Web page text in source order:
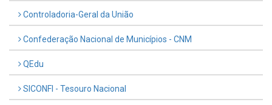
Controladoria-Geral da União
Confederação Nacional de Municípios - CNM
QEdu
SICONFI - Tesouro Nacional